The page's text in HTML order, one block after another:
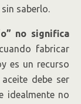
saberlo.
no significa
fabricar
es un recurso
debe ser
idealmente no